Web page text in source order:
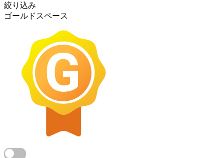
絞り込み
ゴールドスペース